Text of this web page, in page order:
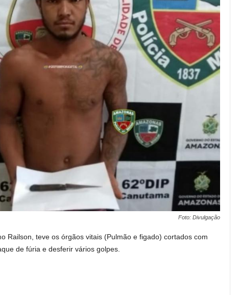
Foto: Divulgação
Railson, teve os órgãos vitais (Pulmão e figado) cortados com
de fúria e desferir vários golpes.